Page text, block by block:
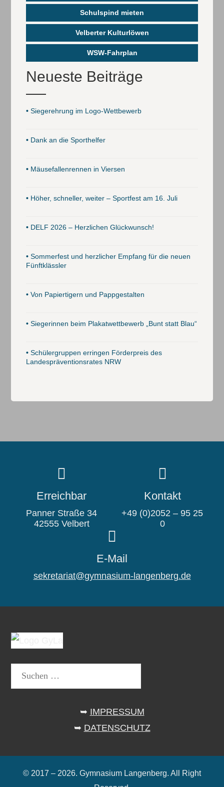
Schulspind mieten
Velberter Kulturlöwen
WSW-Fahrplan
Neueste Beiträge
• Siegerehrung im Logo-Wettbewerb
• Dank an die Sporthelfer
• Mäusefallenrennen in Viersen
• Höher, schneller, weiter – Sportfest am 16. Juli
• DELF 2026 – Herzlichen Glückwunsch!
• Sommerfest und herzlicher Empfang für die neuen
Fünftklässler
• Von Papiertigern und Pappgestalten
• Siegerinnen beim Plakatwettbewerb „Bunt statt Blau“
• Schülergruppen erringen Förderpreis des
Landespräventionsrates NRW
Erreichbar
Panner Straße 34
42555 Velbert
Kontakt
+49 (0)2052 – 95 25
0
E-Mail
sekretariat@gymnasium-langenberg.de
Suchen
nach:
➥ IMPRESSUM
➥ DATENSCHUTZ
© 2017 – 2026. Gymnasium Langenberg. All Right